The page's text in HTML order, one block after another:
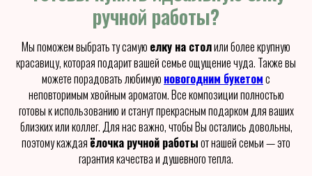
ручной работы?
Мы поможем выбрать ту самую елку на столили более крупную
красавицу, которая подарит вашей семье ощущение чуда. Также вы
можете порадовать любимую новогодним букетомс
неповторимым хвойным ароматом. Все композиции полностью
готовы к использованию и станут прекрасным подарком для ваших
близких или коллег. Для нас важно, чтобы Вы остались довольны,
поэтому каждая ёлочка ручной работыот нашей семьи — это
гарантия качества и душевного тепла.